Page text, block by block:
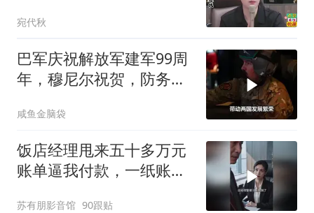
宛代秋
巴军庆祝解放军建军99周
年，穆尼尔祝贺，防务合
咸鱼金脑袋
饭店经理甩来五十多万元
账单逼我付款，一纸账单
苏有朋影音馆 90跟贴